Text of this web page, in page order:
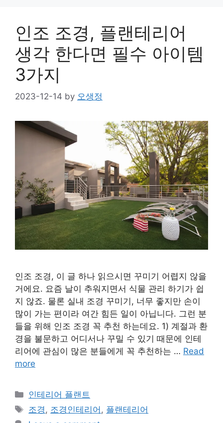
인조 조경, 플랜테리어
생각 한다면 필수 아이템
3가지
2023-12-14 by 오생정
인조 조경, 이 글 하나 읽으시면 꾸미기 어렵지 않을
거에요. 요즘 날이 추워지면서 식물 관리 하기가 쉽
지 않죠. 물론 실내 조경 꾸미기, 너무 좋지만 손이
많이 가는 편이라 여간 힘든 일이 아닙니다. 그런 분
들을 위해 인조 조경 꼭 추천 하는데요. 1) 계절과 환
경을 불문하고 어디서나 꾸밀 수 있기 때문에 인테
리어에 관심이 많은 분들에게 꼭 추천하는 … Read
more
Categories
인테리어 플랜트
Tags
조경, 조경인테리어 , 플랜테리어